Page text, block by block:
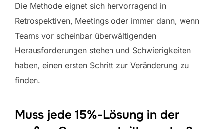
Die Methode eignet sich hervorragend in
Retrospektiven, Meetings oder immer dann, wenn
Teams vor scheinbar überwältigenden
Herausforderungen stehen und Schwierigkeiten
haben, einen ersten Schritt zur Veränderung zu
finden.
Muss jede 15%-Lösung in der